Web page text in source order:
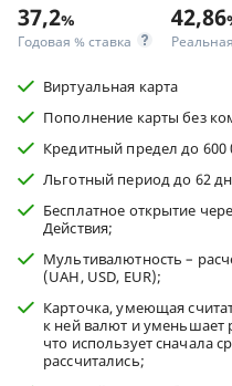
37,2%
Годовая % ставка
42,86
Виртуальная карта
Пополнение карты без
Кредитный предел до 600
Льготный период до 62
Бесплатное открытие
Действия;
Мультивалютность –
(UAH, USD, EUR);
Карточка, умеющая
к ней валют и уменьшает
что использует сначала
рассчитались;